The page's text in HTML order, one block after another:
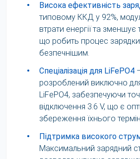
• Висока ефективність
типовому ККД у 92%,
втрати енергії та зменшує
що робить процес
безпечнішим.
•
Спеціалізація для LiFePO4
розроблений виключно
LiFePO4, забезпечуючи
відключення 3.6 V, що є
збереження їхнього
•
Підтримка високого
Максимальний зарядний